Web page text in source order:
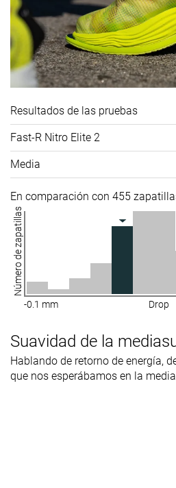
Resultados de las pruebas
Fast-R Nitro Elite 2
Media
En comparación con 455
Número de zapatillas
-0.1 mm Drop
Suavidad de la
Hablando de retorno de energía,
que nos esperábamos en la